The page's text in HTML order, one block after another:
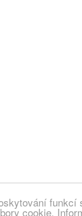
cookie.